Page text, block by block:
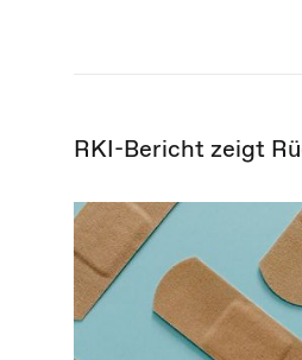
RKI-Bericht zeigt